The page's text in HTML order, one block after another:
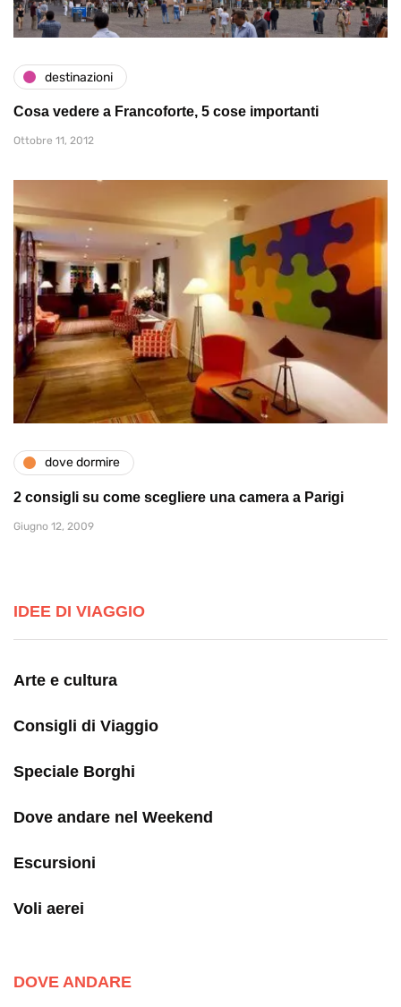
destinazioni
Cosa vedere a Francoforte, 5 cose importanti
Ottobre 11, 2012
dove dormire
2 consigli su come scegliere una camera a Parigi
Giugno 12, 2009
IDEE DI VIAGGIO
Arte e cultura
Consigli di Viaggio
Speciale Borghi
Dove andare nel Weekend
Escursioni
Voli aerei
DOVE ANDARE